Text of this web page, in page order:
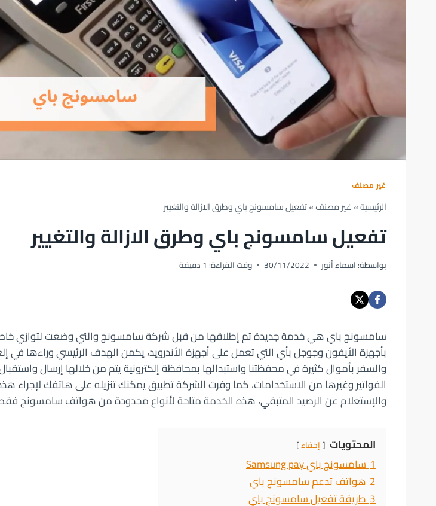
غير مصنف
الرئيسية»غير مصنف»تفعيل سامسونج باي وطرق الازالة والتغيير
تفعيل سامسونج باي وطرق الازالة والتغيير
بواسطة:اسماء أنور 30/11/2022 وقت القراءة: 1دقيقة
سامسونج باي هي خدمة جديدة تم إطلاقها من قبل شركة سامسونج والتي وضعت لتوازي
بأجهزة الأيفون وجوجل بأي التي تعمل على أجهزة الأندرويد، يكمن الهدف الرئيسي وراءها في
والسفر بأموال كثيرة في محفظتنا واستبدالها بمحافظة إلكترونية يتم من خلالها إرسال
الفواتير وغيرها من الاستخدامات، كما وفرت الشركة تطبيق يمكنك تنزيله على هاتفك لإجراء
والإستعلام عن الرصيد المتبقي، هذه الخدمة متاحة لأنواع محدودة من هواتف سامسونج
المحتويات إخفاء
1سامسونج باي Samsung pay
2هواتف تدعم سامسونج باي
3طريقة تفعيل سامسونج باي